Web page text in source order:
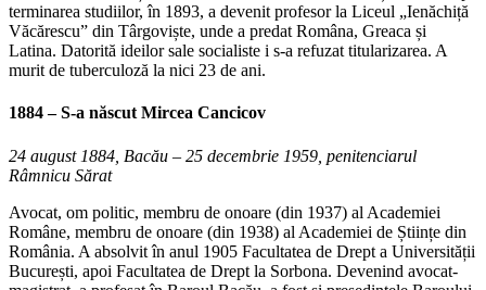
terminarea studiilor, în 1893, a devenit profesor la Liceul „Ienăchiță
Văcărescu” din Târgoviște, unde a predat Româna, Greaca și
Latina. Datorită ideilor sale socialiste i s-a refuzat titularizarea. A
murit de tuberculoză la nici 23 de ani.
1884 – S-a născut Mircea Cancicov
24 august 1884, Bacău – 25 decembrie 1959, penitenciarul
Râmnicu Sărat
Avocat, om politic, membru de onoare (din 1937) al Academiei
Române, membru de onoare (din 1938) al Academiei de Științe din
România. A absolvit în anul 1905 Facultatea de Drept a Universității
București, apoi Facultatea de Drept la Sorbona. Devenind avocat-